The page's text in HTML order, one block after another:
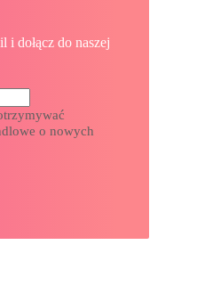
i dołącz do naszej
o nowych